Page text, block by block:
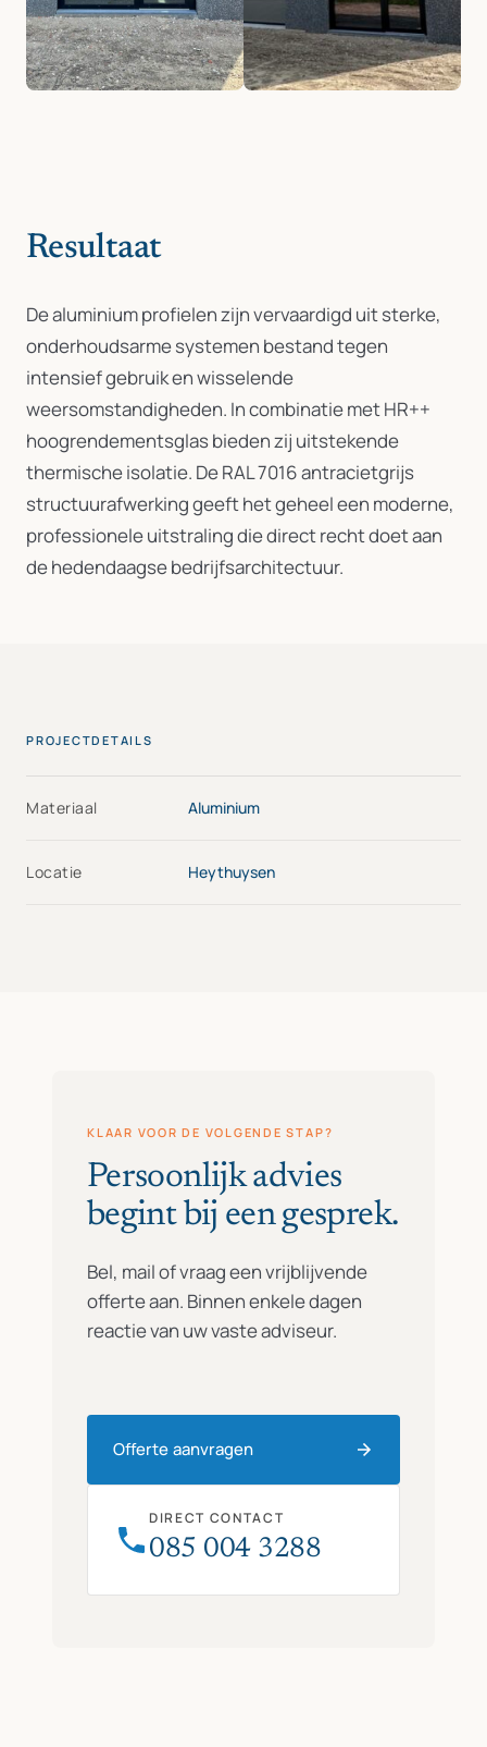
Resultaat
De aluminium profielen zijn vervaardigd uit sterke,
onderhoudsarme systemen bestand tegen
intensief gebruik en wisselende
weersomstandigheden. In combinatie met HR++
hoogrendementsglas bieden zij uitstekende
thermische isolatie. De RAL 7016 antracietgrijs
structuurafwerking geeft het geheel een moderne,
professionele uitstraling die direct recht doet aan
de hedendaagse bedrijfsarchitectuur.
PROJECTDETAILS
Materiaal Aluminium
Locatie Heythuysen
KLAAR VOOR DE VOLGENDE STAP?
Persoonlijk advies
begint bij een gesprek.
Bel, mail of vraag een vrijblijvende
offerte aan. Binnen enkele dagen
reactie van uw vaste adviseur.
Offerte aanvragen
DIRECT CONTACT
085 004 3288